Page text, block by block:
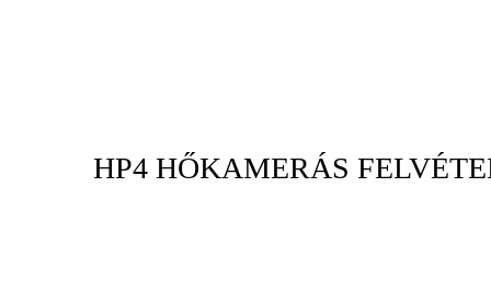
HP4 HŐKAMERÁS